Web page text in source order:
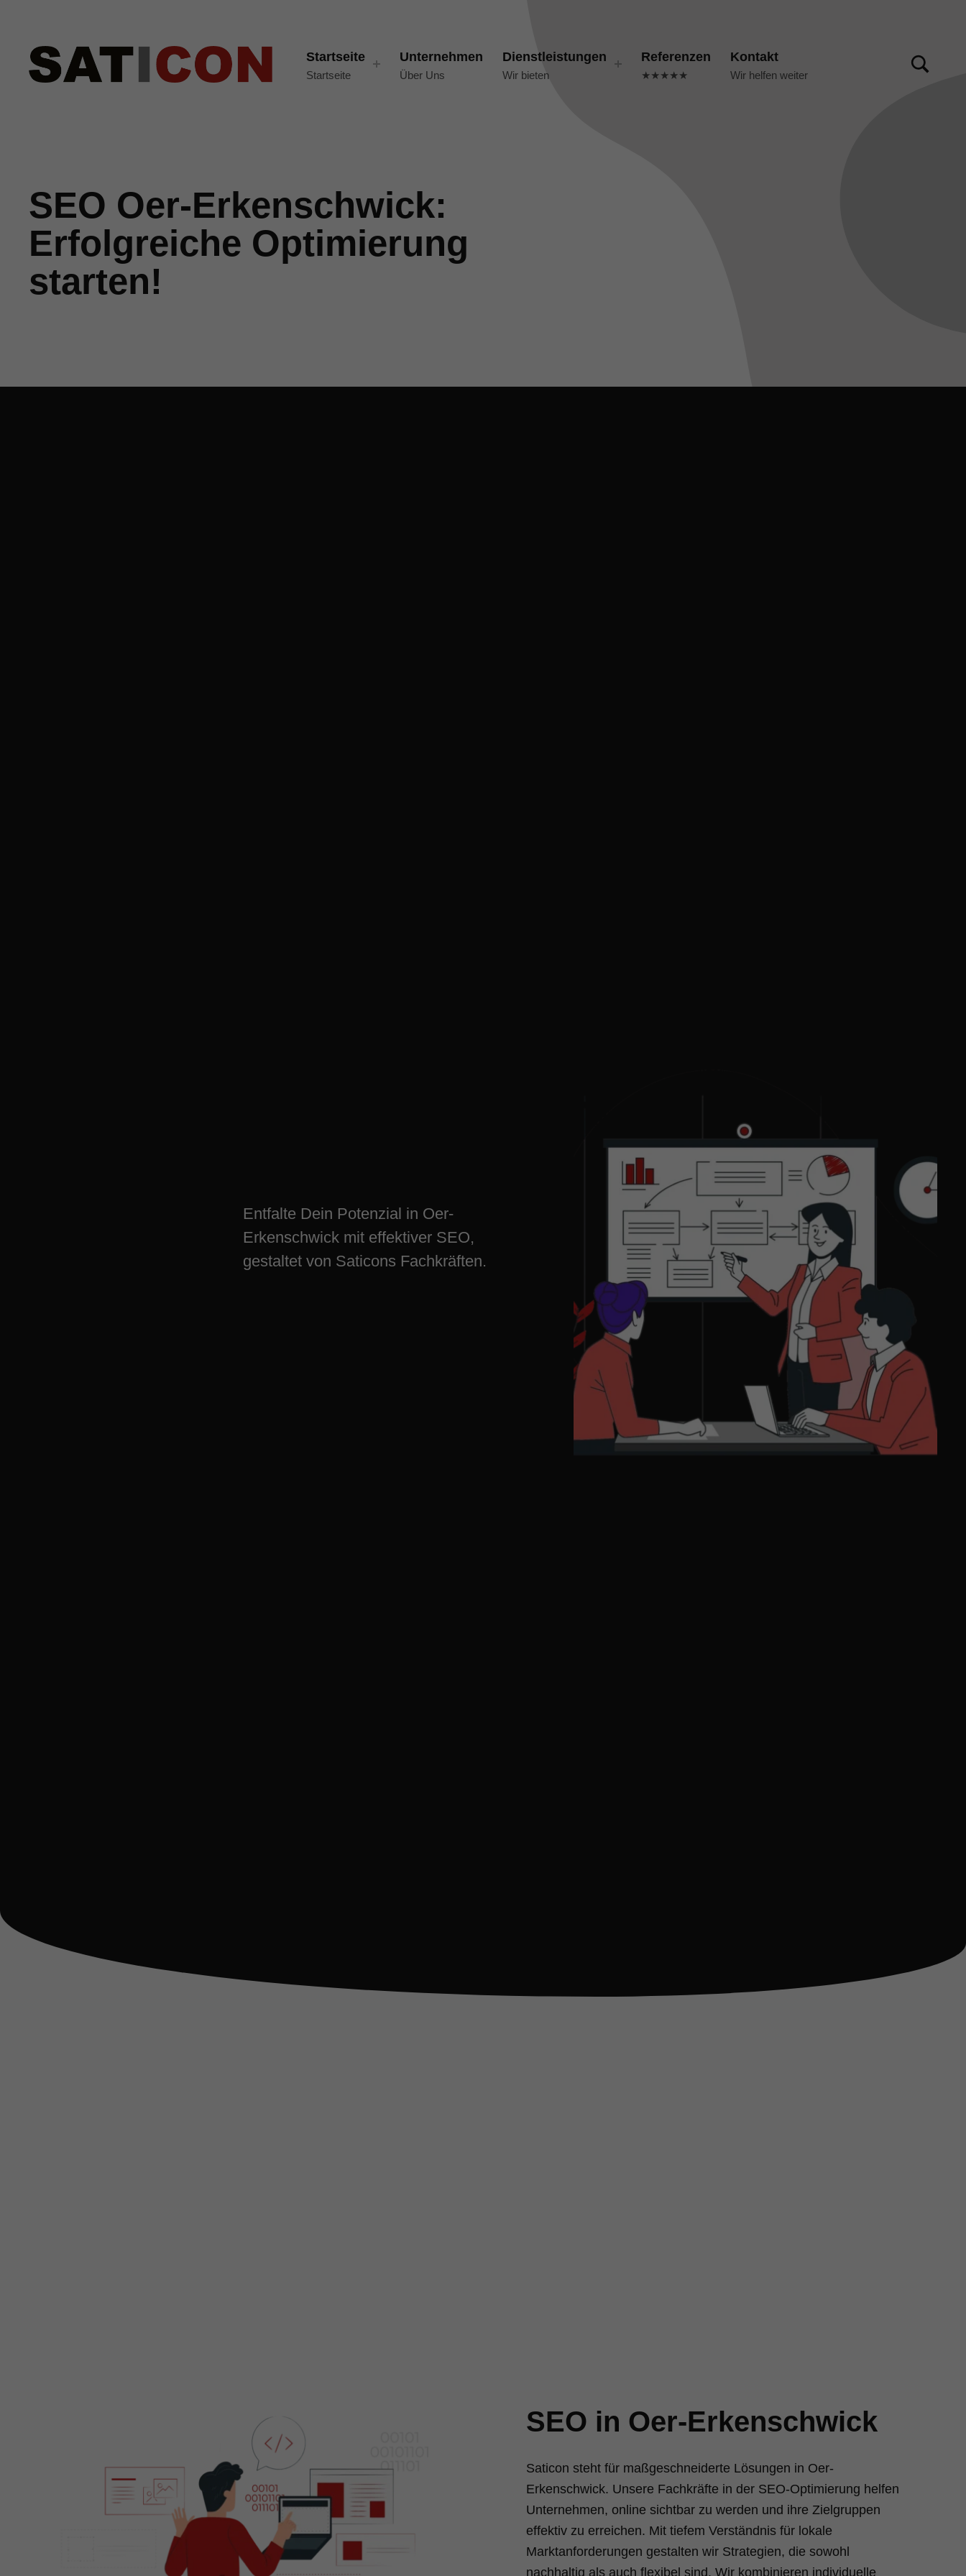
Startseite
Startseite
Unternehmen
Über Uns
Dienstleistungen
Wir bieten
Referenzen
★★★★★
Kontakt
Wir helfen weiter
SEO Oer-Erkenschwick:
Erfolgreiche Optimierung
starten!
Entfalte Dein Potenzial in Oer-
Erkenschwick mit effektiver SEO,
gestaltet von Saticons Fachkräften.
SEO in Oer-Erkenschwick
Saticon steht für maßgeschneiderte Lösungen in Oer-
Erkenschwick. Unsere Fachkräfte in der SEO-Optimierung helfen
Unternehmen, online sichtbar zu werden und ihre Zielgruppen
effektiv zu erreichen. Mit tiefem Verständnis für lokale
Marktanforderungen gestalten wir Strategien, die sowohl
nachhaltig als auch flexibel sind. Wir kombinieren individuelle